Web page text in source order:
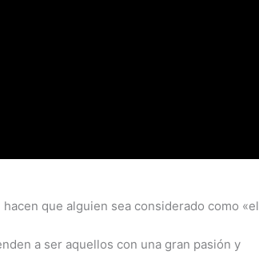
que alguien sea considerado como «el
a ser aquellos con una gran pasión y